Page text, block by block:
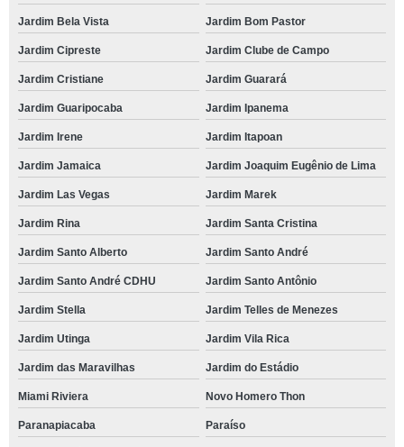
Jardim Bela Vista Jardim Bom Pastor
Jardim Cipreste Jardim Clube de Campo
Jardim Cristiane Jardim Guarará
Jardim Guaripocaba Jardim Ipanema
Jardim Irene Jardim Itapoan
Jardim Jamaica Jardim Joaquim Eugênio de Lima
Jardim Las Vegas Jardim Marek
Jardim Rina Jardim Santa Cristina
Jardim Santo Alberto Jardim Santo André
Jardim Santo André CDHU Jardim Santo Antônio
Jardim Stella Jardim Telles de Menezes
Jardim Utinga Jardim Vila Rica
Jardim das Maravilhas Jardim do Estádio
Miami Riviera Novo Homero Thon
Paranapiacaba Paraíso